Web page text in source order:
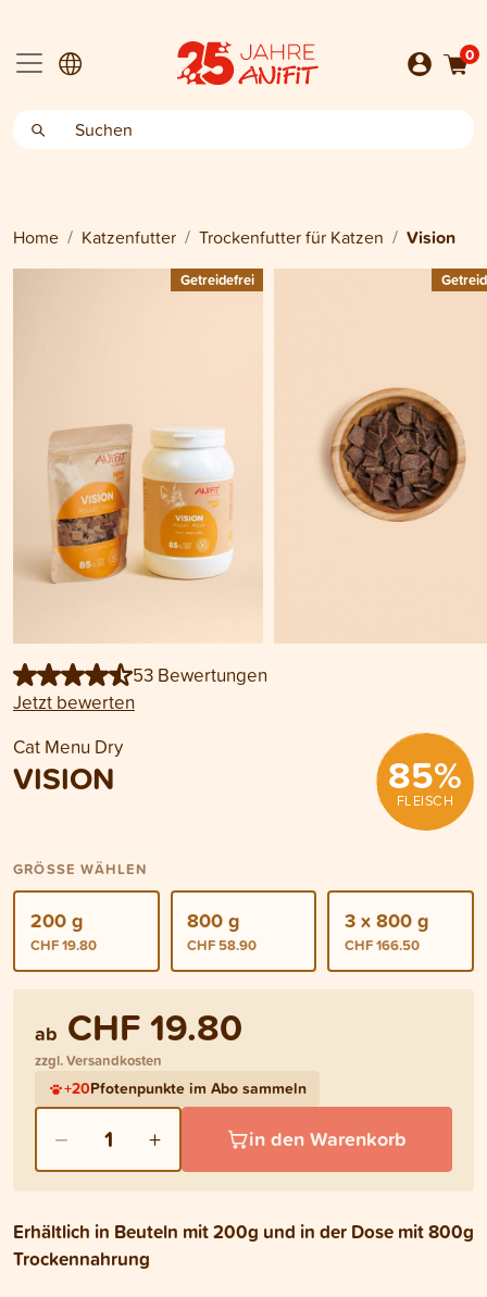
0
Home Katzenfutter Trockenfutter für Katzen Vision
Getreidefrei
53 Bewertungen
Jetzt bewerten
Cat Menu Dry
VISION 85%
FLEISCH
GRÖSSE WÄHLEN
200 g
CHF 19.80
800 g
CHF 58.90
3 x 800 g
CHF 166.50
ab CHF 19.80
zzgl. Versandkosten
+20Pfotenpunkte im Abo sammeln
− 1 + in den Warenkorb
Erhältlich in Beuteln mit 200g und in der Dose mit 800g
Trockennahrung